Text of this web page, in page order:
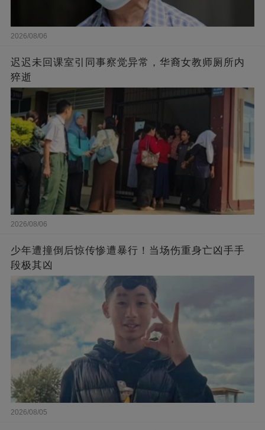
2026/08/06
迟迟未回课室引同事察觉异常，华裔女教师厕所内
猝逝
2026/08/06
少年遭撞倒后惊传惨遭暴行！当场伤重身亡凶手手
段极其凶
2026/08/05